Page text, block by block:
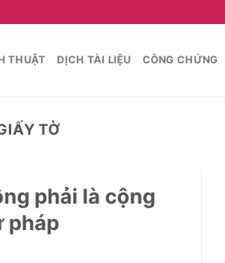
THUẬT DỊCH TÀI LIỆU CÔNG CHỨNG
TỜ
phải là cộng
pháp